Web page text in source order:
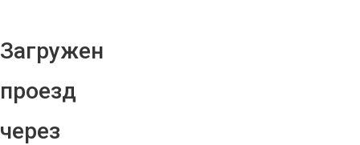
Загружен
проезд
через